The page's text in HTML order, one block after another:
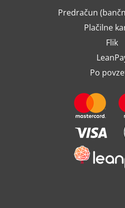
Predračun
Plačilne
Flik
Po